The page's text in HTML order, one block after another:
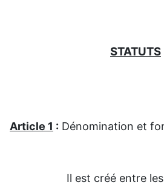
STATUTS
Article 1 : Dénomination et
Il est créé entre